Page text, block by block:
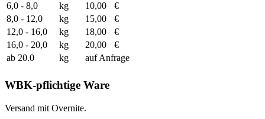
6,0 - 8,0
kg 10,00
€
8,0 - 12,0
kg 15,00
€
12,0 - 16,0
kg 18,00
€
16,0 - 20,0
kg 20,00
€
ab 20.0
kg auf Anfrage
WBK-pflichtige Ware
Versand mit Overnite.